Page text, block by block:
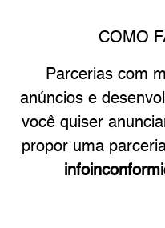
COMO
Parcerias com
anúncios e
você quiser
propor uma